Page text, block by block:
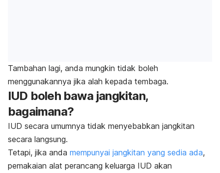
Tambahan lagi, anda mungkin tidak boleh
menggunakannya jika alah kepada tembaga.
IUD boleh bawa jangkitan,
bagaimana?
IUD secara umumnya tidak menyebabkan jangkitan
secara langsung.
Tetapi, jika anda mempunyai jangkitan yang sedia ada,
pemakaian alat perancang keluarga IUD akan